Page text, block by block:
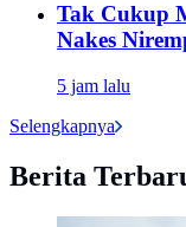
Tak Cukup
Nakes
5 jam lalu
Selengkapnya
Berita